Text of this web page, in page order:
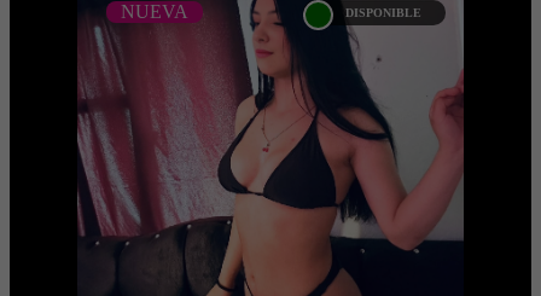
NUEVA DISPONIBLE
ANA MAZHARI
NUEVA
Próximamente.... Algunas de nuestras
modelos aún no tienen imágenes
disponibles en la web porque están
completando su sesión ...